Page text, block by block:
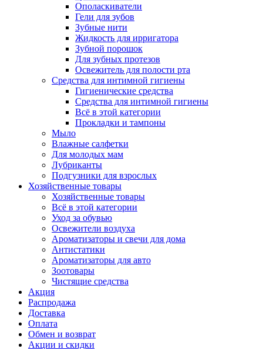
Ополаскиватели
Гели для зубов
Зубные нити
Жидкость для ирригатора
Зубной порошок
Для зубных протезов
Освежитель для полости рта
Средства для интимной гигиены
Гигиенические средства
Средства для интимной гигиены
Всё в этой категории
Прокладки и тампоны
Мыло
Влажные салфетки
Для молодых мам
Лубриканты
Подгузники для взрослых
Хозяйственные товары
Хозяйственные товары
Всё в этой категории
Уход за обувью
Освежители воздуха
Ароматизаторы и свечи для дома
Антистатики
Ароматизаторы для авто
Зоотовары
Чистящие средства
Акция
Распродажа
Доставка
Оплата
Обмен и возврат
Акции и скидки